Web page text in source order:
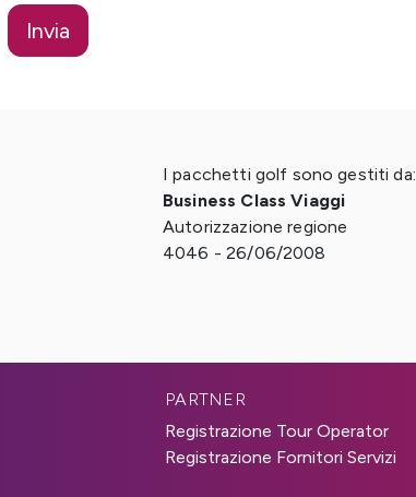
Invia
I pacchetti golf sono gestiti da:
Business Class Viaggi
Autorizzazione regione
4046 - 26/06/2008
PARTNER
Registrazione Tour Operator
Registrazione Fornitori Servizi